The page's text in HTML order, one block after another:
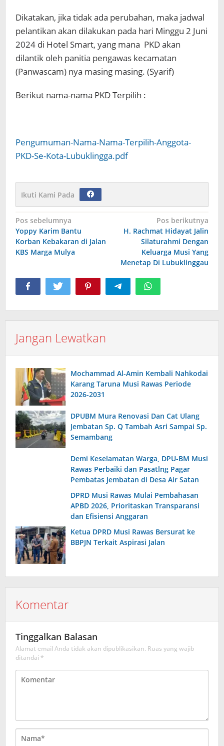
Dikatakan, jika tidak ada perubahan, maka jadwal
pelantikan akan dilakukan pada hari Minggu 2 Juni
2024 di Hotel Smart, yang mana PKD akan
dilantik oleh panitia pengawas kecamatan
(Panwascam) nya masing masing. (Syarif)
Berikut nama-nama PKD Terpilih :
Pengumuman-Nama-Nama-Terpilih-Anggota-
PKD-Se-Kota-Lubuklingga.pdf
Ikuti Kami Pada
Navigasi
pos
Pos sebelumnya
Yoppy Karim Bantu
Korban Kebakaran di Jalan
KBS Marga Mulya
Pos berikutnya
H. Rachmat Hidayat Jalin
Silaturahmi Dengan
Keluarga Musi Yang
Menetap Di Lubuklinggau
Jangan Lewatkan
Mochammad Al-Amin Kembali Nahkodai
Karang Taruna Musi Rawas Periode
2026-2031
DPUBM Mura Renovasi Dan Cat Ulang
Jembatan Sp. Q Tambah Asri Sampai Sp.
Semambang
Demi Keselamatan Warga, DPU-BM Musi
Rawas Perbaiki dan Pasatlng Pagar
Pembatas Jembatan di Desa Air Satan
DPRD Musi Rawas Mulai Pembahasan
APBD 2026, Prioritaskan Transparansi
dan Efisiensi Anggaran
Ketua DPRD Musi Rawas Bersurat ke
BBPJN Terkait Aspirasi Jalan
Komentar
Tinggalkan Balasan
Alamat email Anda tidak akan dipublikasikan. Ruas yang wajib
ditandai *